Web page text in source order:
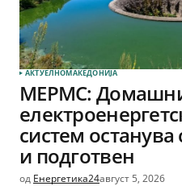
АКТУЕЛНОМАКЕДОНИЈА
МЕРМС:
систем останува
и подготвен
од Енергетика24август 5, 2026